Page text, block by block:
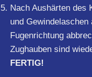
Nach Aushärten des
und
Fugenrichtung
Zughauben sind
FERTIG!